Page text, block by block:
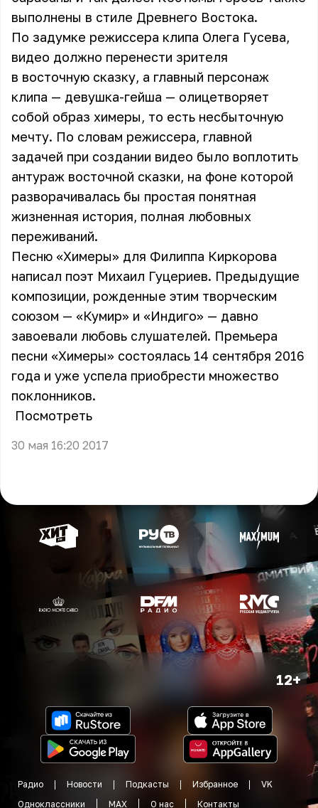
выполнены в стиле Древнего Востока.
По задумке режиссера клипа Олега Гусева,
видео должно перенести зрителя
в восточную сказку, а главный персонаж
клипа — девушка-гейша — олицетворяет
собой образ химеры, то есть несбыточную
мечту. По словам режиссера, главной
задачей при создании видео было воплотить
антураж восточной сказки, на фоне которой
разворачивалась бы простая понятная
жизненная история, полная любовных
переживаний.
Песню «Химеры» для Филиппа Киркорова
написал поэт Михаил Гуцериев. Предыдущие
композиции, рожденные этим творческим
союзом — «Кумир» и «Индиго» — давно
завоевали любовь слушателей. Премьера
песни «Химеры» состоялась 14 сентября 2016
года и уже успела приобрести множество
поклонников.
Посмотреть
30 мая 16:20 2017
12+
Радио Новости Подкасты Избранное
VK
Одноклассники
MAX О нас Контакты